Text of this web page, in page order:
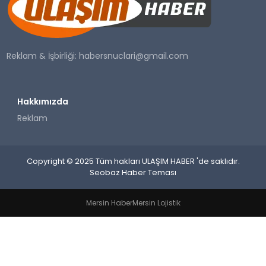
SAĞLIK
YAŞAM
Reklam & İşbirliği:habersnuclari@gmail.com
Hakkımızda
Reklam
Copyright © 2025 Tüm hakları ULAŞIM HABER 'de saklıdır.
Seobaz Haber Teması
Mersin HaberMersin Lojistik